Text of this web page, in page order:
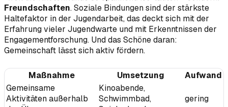
Freundschaften. Soziale Bindungen sind der stärkste
Haltefaktor in der Jugendarbeit, das deckt sich mit der
Erfahrung vieler Jugendwarte und mit Erkenntnissen der
Engagementforschung. Und das Schöne daran:
Gemeinschaft lässt sich aktiv fördern.
Maßnahme Umsetzung
Aufwand
Gemeinsame
Aktivitäten außerhalb
Kinoabende,
Schwimmbad,
gering